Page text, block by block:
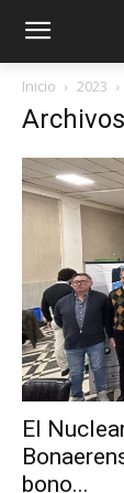
Inicio 2023
El
bono...